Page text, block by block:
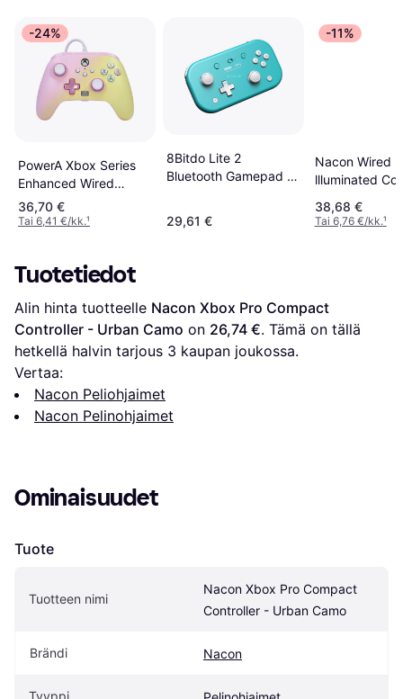
-24%
PowerA Xbox Series
Enhanced Wired
Controller - Pink
Lemonade
36,70 €
Tai 6,41 €/kk.¹
8Bitdo Lite 2
Bluetooth Gamepad -
29,61 €
-11%
Nacon Wired
llluminated
(PS4/PC)
38,68 €
Tai 6,76 €/kk.¹
Tuotetiedot
Alin hinta tuotteelle Nacon Xbox Pro Compact
Controller - Urban Camo on 26,74 €. Tämä on tällä
hetkellä halvin tarjous 3 kaupan joukossa.
Vertaa:
Nacon Peliohjaimet
Nacon Pelinohjaimet
Ominaisuudet
Tuote
Tuotteen nimi
Nacon Xbox Pro Compact
Controller - Urban Camo
Brändi Nacon